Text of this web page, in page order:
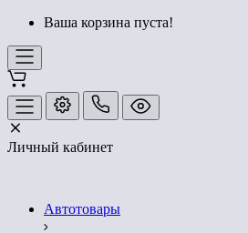
Ваша корзина пуста!
Личный кабинет
Автотовары